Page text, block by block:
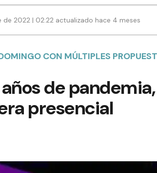
2022 | 02:22 actualizado hace 4 meses
CON MÚLTIPLES
de
presencial